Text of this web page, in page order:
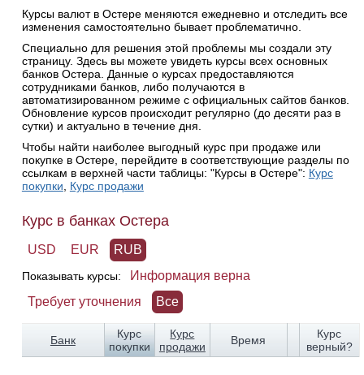
Курсы валют в Остере меняются ежедневно и отследить все
изменения самостоятельно бывает проблематично.
Специально для решения этой проблемы мы создали эту
страницу. Здесь вы можете увидеть курсы всех основных
банков Остера. Данные о курсах предоставляются
сотрудниками банков, либо получаются в
автоматизированном режиме с официальных сайтов банков.
Обновление курсов происходит регулярно (до десяти раз в
сутки) и актуально в течение дня.
Чтобы найти наиболее выгодный курс при продаже или
покупке в Остере, перейдите в соответствующие разделы по
ссылкам в верхней части таблицы: "Курсы в Остере": Курс
покупки
Курс продажи
Курс в банках Остера
USD EUR RUB
Показывать курсы:
Информация верна
Требует уточнения
Все
Банк
Курс
покупки
Курс
продажи
Время
Курс
верный?